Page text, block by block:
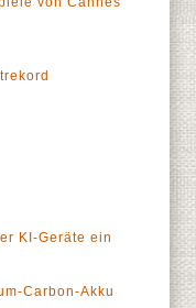
KI-Geräte ein
Carbon-Akku